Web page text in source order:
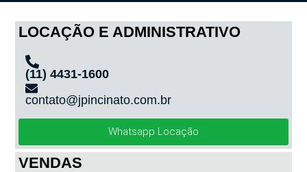
LOCAÇÃO E ADMINISTRATIVO
(11) 4431-1600
contato@jpincinato.com.br
Whatsapp Locação
VENDAS